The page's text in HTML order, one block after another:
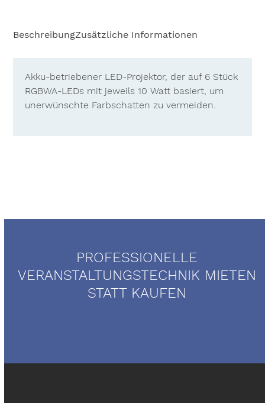
BeschreibungZusätzliche Informationen
Akku-betriebener LED-Projektor, der auf 6 Stück
RGBWA-LEDs mit jeweils 10 Watt basiert, um
unerwünschte Farbschatten zu vermeiden.
PROFESSIONELLE
VERANSTALTUNGSTECHNIK MIETEN
STATT KAUFEN